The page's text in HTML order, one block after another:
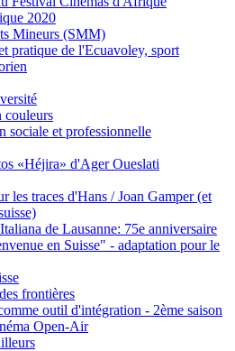
2020
Mineurs (SMM)
pratique de l'Ecuavoley, sport
couleurs
sociale et professionnelle
«Héjira» d'Ager Oueslati
les traces d'Hans / Joan Gamper (et
de Lausanne: 75e anniversaire
en Suisse" - adaptation pour le
frontières
outil d'intégration - 2ème saison
Open-Air